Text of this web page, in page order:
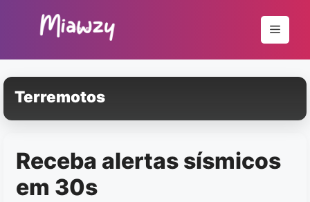
conteúdo
Menu
Terremotos
Receba alertas sísmicos
em 30s